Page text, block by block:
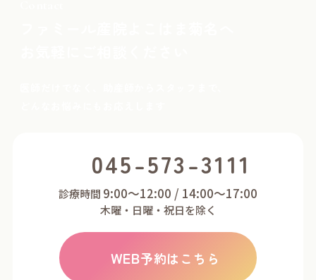
045-573-3111
診療時間 9:00～12:00 / 14:00～17:00
木曜・日曜・祝日を除く
WEB予約はこちら